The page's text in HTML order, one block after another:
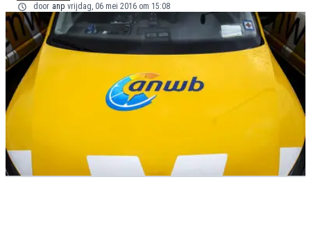
door anp vrijdag, 06 mei 2016 om 15:08